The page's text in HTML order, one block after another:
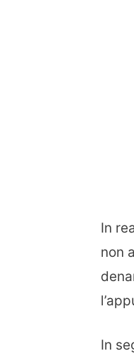
In
non
In